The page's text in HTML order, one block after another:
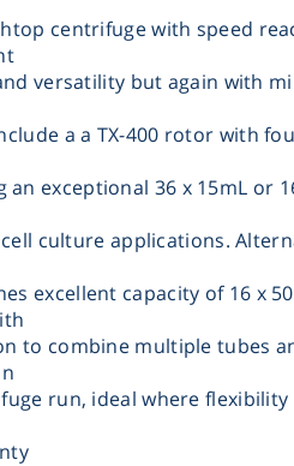
centrifuge with speed
versatility but again with
a a TX-400 rotor with
exceptional 36 x 15mL or
culture applications.
excellent capacity of 16 x
to combine multiple tubes
run, ideal where flexibility